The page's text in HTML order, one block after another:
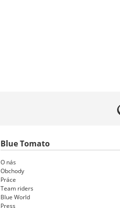
Blue Tomato
O nás
Obchody
Práce
Team riders
Blue World
Press